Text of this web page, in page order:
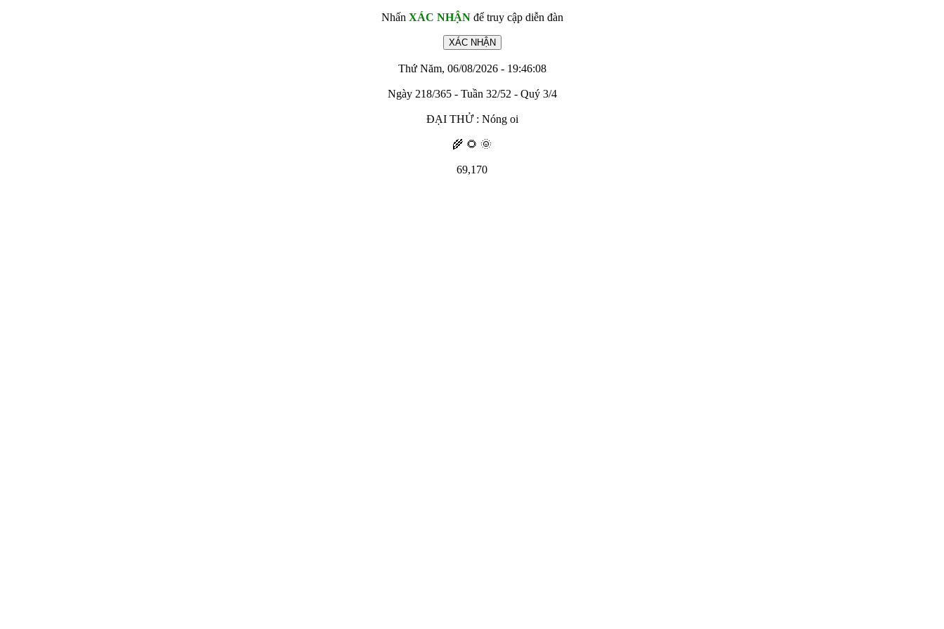
Nhấn XÁC NHẬNđể truy cập diễn đàn
Thứ Năm, 06/08/2026 - 19:46:08
Ngày 218/365 - Tuần 32/52 - Quý 3/4
ĐẠI THỬ : Nóng oi
🌾 🌻 🌞
69,170